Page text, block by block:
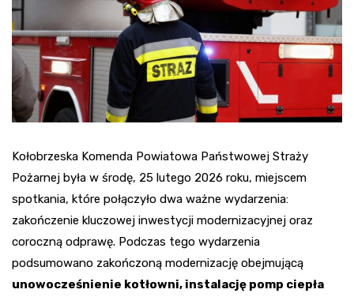
Kołobrzeska Komenda Powiatowa Państwowej Straży
Pożarnej była w środę, 25 lutego 2026 roku, miejscem
spotkania, które połączyło dwa ważne wydarzenia:
zakończenie kluczowej inwestycji modernizacyjnej oraz
coroczną odprawę. Podczas tego wydarzenia
podsumowano zakończoną modernizację obejmującą
unowocześnienie kotłowni, instalację pomp ciepła